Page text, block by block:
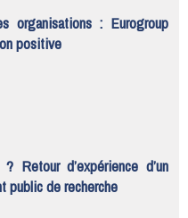
organisations : Eurogroup
positive
Retour d’expérience d’un
public de recherche